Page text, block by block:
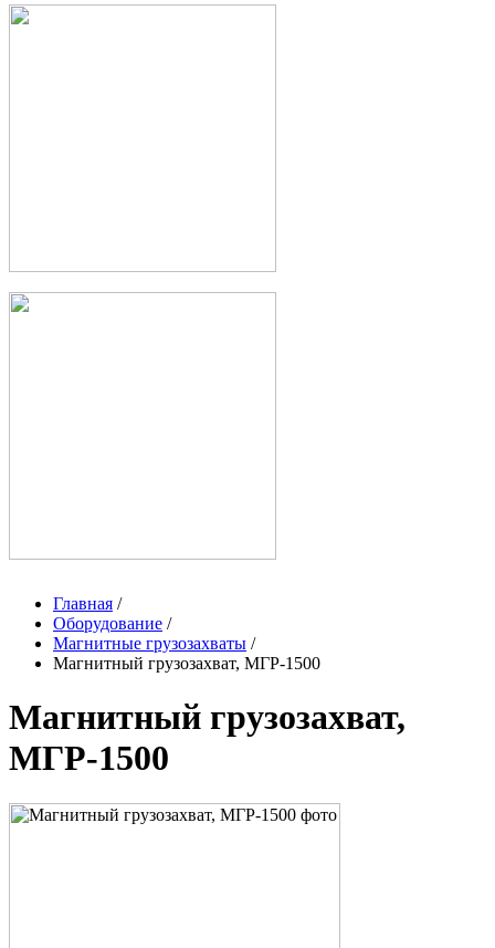
Главная /
Оборудование /
Магнитные грузозахваты /
Магнитный грузозахват, МГР-1500
Магнитный грузозахват,
МГР-1500